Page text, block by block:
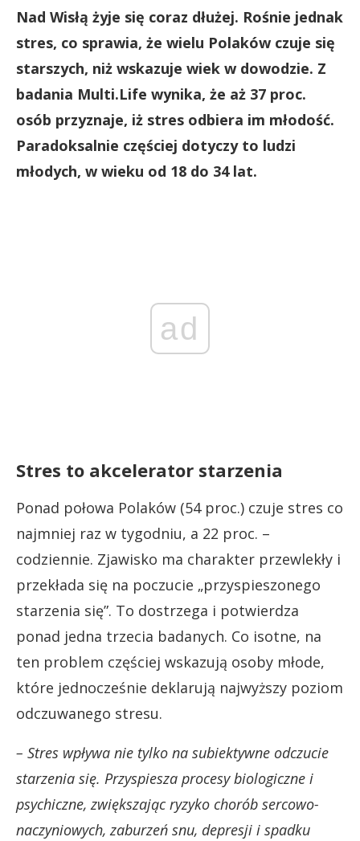
Nad Wisłą żyje się coraz dłużej. Rośnie jednak
stres, co sprawia, że wielu Polaków czuje się
starszych, niż wskazuje wiek w dowodzie. Z
badania Multi.Life wynika, że aż 37 proc.
osób przyznaje, iż stres odbiera im młodość.
Paradoksalnie częściej dotyczy to ludzi
młodych, w wieku od 18 do 34 lat.
ad
Stres to akcelerator starzenia
Ponad połowa Polaków (54 proc.) czuje stres co
najmniej raz w tygodniu, a 22 proc. –
codziennie. Zjawisko ma charakter przewlekły i
przekłada się na poczucie „przyspieszonego
starzenia się”. To dostrzega i potwierdza
ponad jedna trzecia badanych. Co isotne, na
ten problem częściej wskazują osoby młode,
które jednocześnie deklarują najwyższy poziom
odczuwanego stresu.
– Stres wpływa nie tylko na subiektywne odczucie
starzenia się. Przyspiesza procesy biologiczne i
psychiczne, zwiększając ryzyko chorób sercowo-
naczyniowych, zaburzeń snu, depresji i spadku